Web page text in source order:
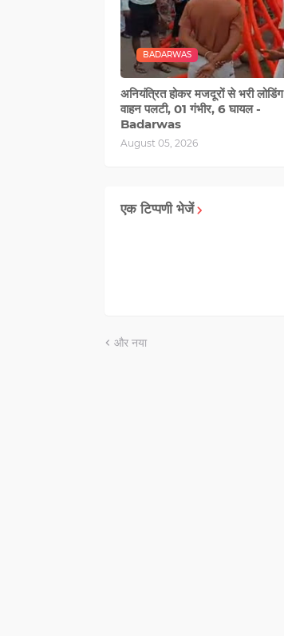
BADARWAS
अनियंत्रित होकर मजदूरों से भरी लोडिंग
वाहन पलटी, 01 गंभीर, 6 घायल -
Badarwas
August 05, 2026
एक टिप्पणी भेजें
और नया